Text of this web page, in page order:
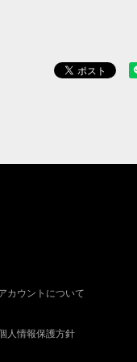
カウントについて
人情報保護方針